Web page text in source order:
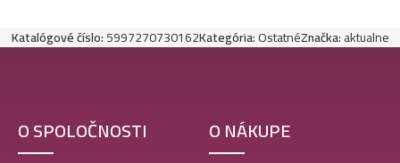
Katalógové číslo:5997270730162Kategória:OstatnéZnačka:aktualne
O SPOLOČNOSTI O NÁKUPE